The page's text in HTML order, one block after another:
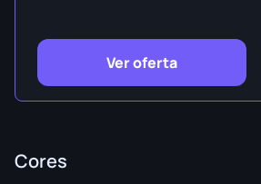
Ver oferta
Cores